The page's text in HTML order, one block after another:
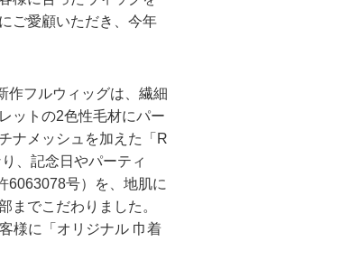
ご愛顧いただき、今年
作フルウィッグは、繊細
ットの2色性毛材にパー
ナメッシュを加えた「R
、記念日やパーティ
6063078号）を、地肌に
までこだわりました。
様に「オリジナル 巾着